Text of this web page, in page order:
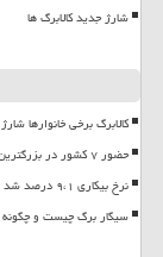
شارژ جدید کالابرگ ها
کالابرگ برخی خانوارها
حضور ۷ کشور در بزرگترین پلتفرم تبادلات تجاری حوزه ساخت وساز
نرخ بیکاری ۹،۱ درصد شد
سیگار برگ چیست و چگونه